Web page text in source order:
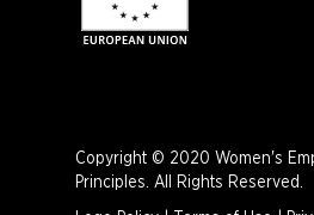
Copyright © 2020 Women's
Principles. All Rights Reserved.